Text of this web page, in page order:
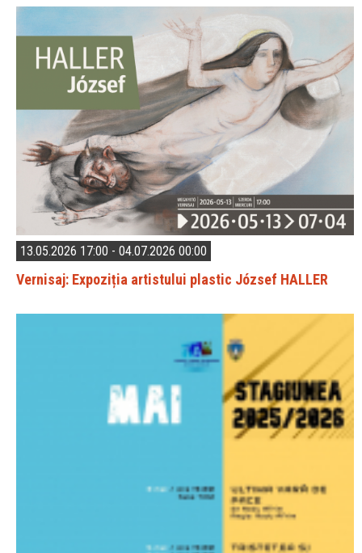
13.05.2026 17:00 - 04.07.2026 00:00
Vernisaj: Expoziția artistului plastic József HALLER